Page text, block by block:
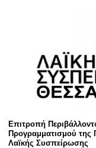
Επιτροπή
Προγραμματισμού της
Λαϊκής Συσπείρωσης